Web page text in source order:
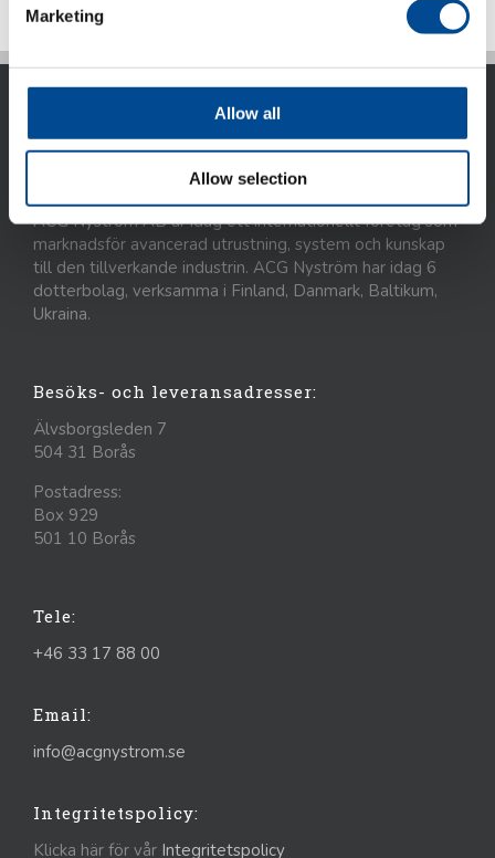
Marketing
Allow all
Allow selection
ACG Nyström AB är idag ett internationellt företag som
marknadsför avancerad utrustning, system och kunskap
till den tillverkande industrin. ACG Nyström har idag 6
dotterbolag, verksamma i Finland, Danmark, Baltikum,
Ukraina.
Besöks- och leveransadresser:
Älvsborgsleden 7
504 31 Borås
Postadress:
Box 929
501 10 Borås
Tele:
+46 33 17 88 00
Email:
info@acgnystrom.se
Integritetspolicy:
Klicka här för vår Integritetspolicy